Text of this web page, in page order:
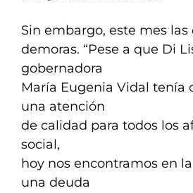
Sin embargo, este mes
demoras. “Pese a que Di
gobernadora
María Eugenia Vidal tenía
una atención
de calidad para todos los
social,
hoy nos encontramos en
una deuda